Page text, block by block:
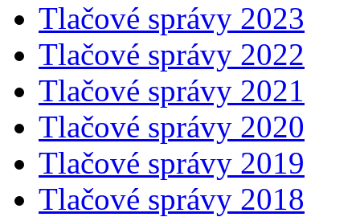
Tlačové správy 2023
Tlačové správy 2022
Tlačové správy 2021
Tlačové správy 2020
Tlačové správy 2019
Tlačové správy 2018